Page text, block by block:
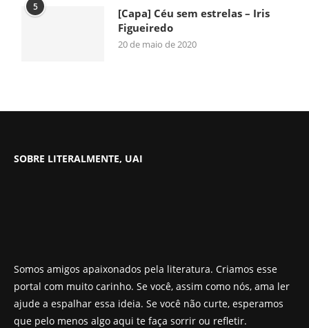
5
[Capa] Céu sem estrelas – Iris
Figueiredo
20 de maio de 2020
SOBRE LITERALMENTE, UAI
Somos amigos apaixonados pela literatura. Criamos esse
portal com muito carinho. Se você, assim como nós, ama ler
ajude a espalhar essa ideia. Se você não curte, esperamos
que pelo menos algo aqui te faça sorrir ou refletir.